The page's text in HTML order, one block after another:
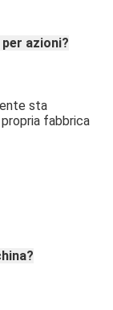
azioni?
sta
fabbrica